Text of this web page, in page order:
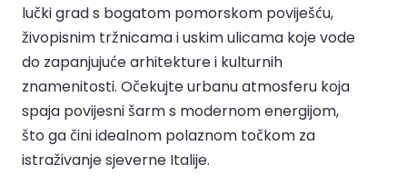
lučki grad s bogatom pomorskom poviješću,
živopisnim tržnicama i uskim ulicama koje vode
do zapanjujuće arhitekture i kulturnih
znamenitosti. Očekujte urbanu atmosferu koja
spaja povijesni šarm s modernom energijom,
što ga čini idealnom polaznom točkom za
istraživanje sjeverne Italije.